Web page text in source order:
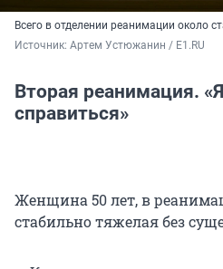
Всего в отделении реанимации около
Источник: Артем Устюжанин / E1.RU
Вторая реанимация.
справиться»
Женщина 50 лет, в
стабильно тяжелая без